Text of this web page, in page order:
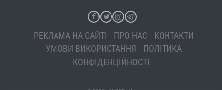
РЕКЛАМА НА САЙТІ ПРО НАС
КОНТАКТИ
УМОВИ ВИКОРИСТАННЯ
ПОЛІТИКА
КОНФІДЕНЦІЙНОСТІ